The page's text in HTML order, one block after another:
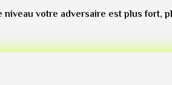
votre adversaire est plus fort,